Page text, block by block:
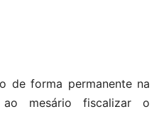
de forma permanente na
mesário fiscalizar o